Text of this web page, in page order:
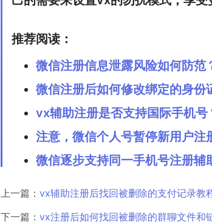
推荐阅读：
微信注册信息泄露风险如何防范
微信注册后如何修改绑定的身份
vx辅助注册是否支持国际手机号
注意，微信个人号暂停新用户注
微信逐步支持同一手机号注册辅
上一篇： vx辅助注册后找回被删除的支付记录教程
下一篇： vx注册后如何找回被删除的群聊文件和